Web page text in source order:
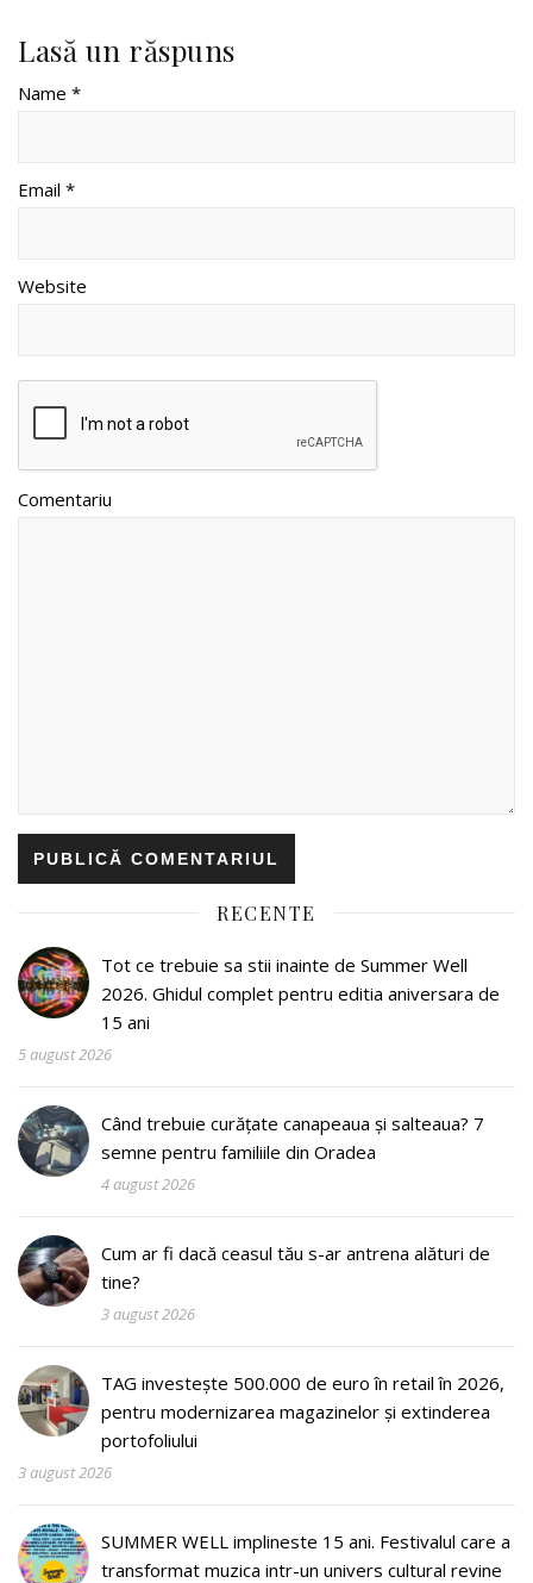
Lasă un răspuns
Name *
Email *
Website
Comentariu
RECENTE
Tot ce trebuie sa stii inainte de Summer Well
2026. Ghidul complet pentru editia aniversara de
15 ani
5 august 2026
Când trebuie curățate canapeaua și salteaua? 7
semne pentru familiile din Oradea
4 august 2026
Cum ar fi dacă ceasul tău s-ar antrena alături de
tine?
3 august 2026
TAG investește 500.000 de euro în retail în 2026,
pentru modernizarea magazinelor și extinderea
portofoliului
3 august 2026
SUMMER WELL implineste 15 ani. Festivalul care a
transformat muzica intr-un univers cultural revine